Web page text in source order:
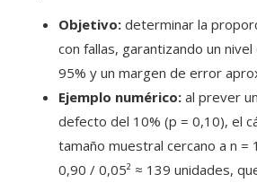
Objetivo: determinar la
con fallas, garantizando un
95% y un margen de error
Ejemplo numérico: al prever
defecto del 10% (p = 0,10), el
tamaño muestral cercano a n =
0,90 / 0,05² ≈ 139 unidades,